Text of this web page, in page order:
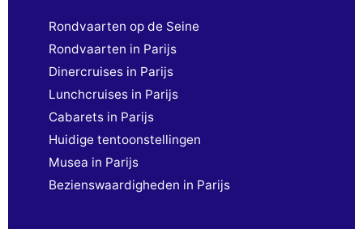
Rondvaarten op de Seine
Rondvaarten in Parijs
Dinercruises in Parijs
Lunchcruises in Parijs
Cabarets in Parijs
Huidige tentoonstellingen
Musea in Parijs
Bezienswaardigheden in Parijs